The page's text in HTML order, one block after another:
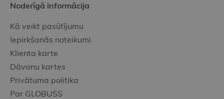
Noderīgā informācija
Kā veikt pasūtījumu
Iepirkšanās noteikumi
Klienta karte
Dāvanu kartes
Privātuma politika
Par GLOBUSS